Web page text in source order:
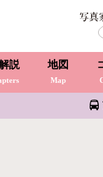
説 地図
Map